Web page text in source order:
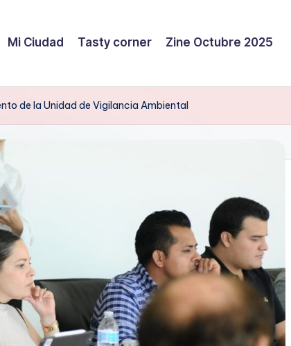
Mi Ciudad Tasty corner Zine Octubre 2025
de la Unidad de Vigilancia Ambiental